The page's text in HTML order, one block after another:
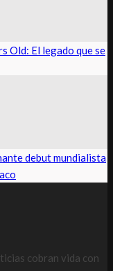
Old: El legado que se
debut mundialista
cobran vida con